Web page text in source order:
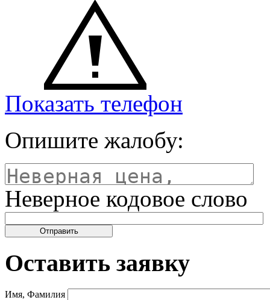
Показать телефон
Опишите жалобу:
Неверное кодовое слово
Оставить заявку
Имя, Фамилия